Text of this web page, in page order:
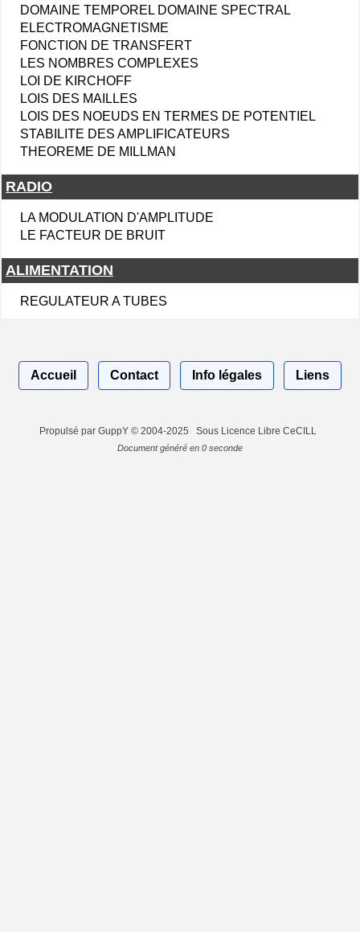
DOMAINE TEMPOREL DOMAINE SPECTRAL
ELECTROMAGNETISME
FONCTION DE TRANSFERT
LES NOMBRES COMPLEXES
LOI DE KIRCHOFF
LOIS DES MAILLES
LOIS DES NOEUDS EN TERMES DE POTENTIEL
STABILITE DES AMPLIFICATEURS
THEOREME DE MILLMAN
RADIO
LA MODULATION D'AMPLITUDE
LE FACTEUR DE BRUIT
ALIMENTATION
REGULATEUR A TUBES
Accueil Contact Info légales Liens
Propulsé par GuppY © 2004-2025 Sous Licence Libre CeCILL
Document généré en 0 seconde